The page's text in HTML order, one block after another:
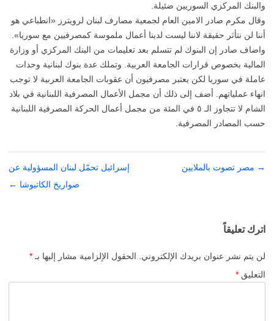
والبنك المركزي السوريين ضئيلة.‬
‫وقال مكرم صادر الامين العام لجمعية مصارف لبنان لرويترز «انطباعي هو
أننا لن نتأثر حقيقة لاننا ليست لدينا أعمال ملموسة كمصرفيين مع سوريا».‬
‫واضاف صادر إن البنوك لم تتسلم بعد تعليمات من البنك المركزي أو وزارة
المالية بخصوص قرارات الجامعة العربية. وتملك عدة بنوك لبنانية وحدات
عاملة في سوريا لكن يعتبر مصرفيون أن عقوبات الجامعة العربية لا توجب
انهاء عملياتهم. أضف إلى ذلك أن مجمل الأعمال المصرفية اللبنانية في بلاد
الشام لا تتجاوز الـ ٥ في المئة من مجمل أعمال الحركة المصرفية اللبنانية
حسب المصادر المصرفية.‬
تصفّح
→ مصر تصوت بالملايين
إسرائيل تحمّل لبنان المسؤولية عن
صواريخ الكاتيوشا ←
اترك تعليقاً
لن يتم نشر عنوان بريدك الإلكتروني. الحقول الإلزامية مشار إليها بـ *
التعليق *